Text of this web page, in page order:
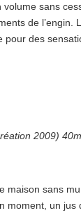
volume sans
de l’engin.
pour des
2009)
maison sans
moment, un jus